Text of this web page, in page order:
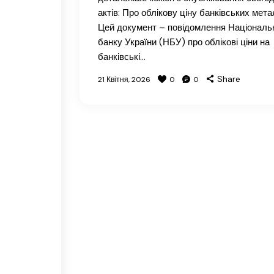
актів: Про облікову ціну банківських
Цей документ – повідомлення
банку України (НБУ) про облікові ціни на
банківські…
21 Квітня, 2026 0 0 Share